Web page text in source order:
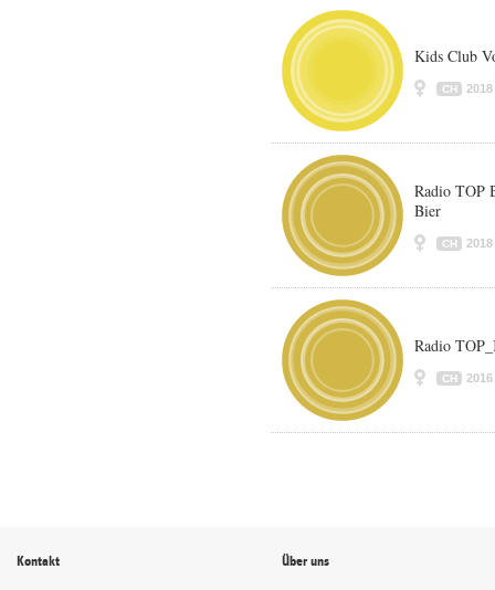
Kids Club
CH 2018
Radio TOP
Bier
CH 2018
Radio
CH 2016
Kontakt Über uns